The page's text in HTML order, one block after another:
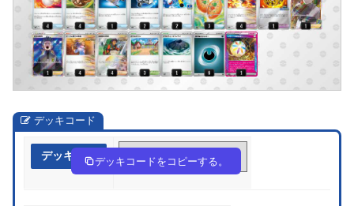
デッキコード
デッキ作成 VkF5vk-HuhoGH-vkkkw5
デッキコードをコピーする。